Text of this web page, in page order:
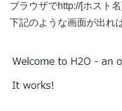
ブラウザでhttp://[ホスト
下記のような画面が出れ